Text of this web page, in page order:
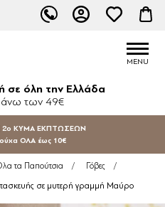
όλη την Ελλάδα
άνω των 49€
| 2ο ΚΥΜΑ ΕΚΠΤΩΣΕΩΝ
ΟΛΑ έως 10€
τα Παπούτσια / Γόβες /
σε μυτερή γραμμή Μαύρο